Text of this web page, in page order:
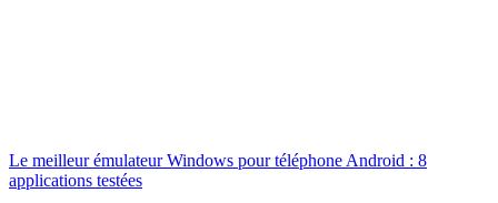
Le meilleur émulateur Windows pour téléphone Android : 8
applications testées